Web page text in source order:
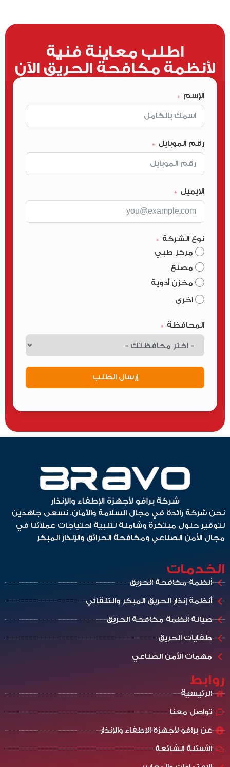
اطلب معاينة فنية
لأنظمة مكافحة الحريق الآن
الإسم
رقم الموبايل
الإيميل
نوع الشركة
مركز طبي
مصنع
مخزن أدوية
اخرى
المحافظة
إرسال الطلب
نحن شركة رائدة في مجال السلامة والأمان. نسعى جاهدين
لتوفير حلول مبتكرة وشاملة لتلبية احتياجات عملائنا في
مجال الأمن الصناعي ومكافحة الحرائق والإنذار المبكر
الخدمات
أنظمة مكافحة الحريق
أنظمة إنذار الحريق المبكر والتلقائي
صيانة أنظمة مكافحة الحريق
طفايات الحريق
مهمات الأمن الصناعي
روابط
الرئيسية
تواصل معنا
عن برافو لأجهزة الإطفاء والإنذار
الأسئلة الشائعة